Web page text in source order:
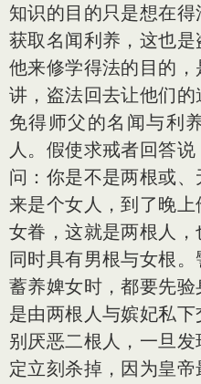
知识的目的只是想在
获取名闻利养，这也是
他来修学得法的目的
讲，盗法回去让他们的
免得师父的名闻与利
人。假使求戒者回答
问：你是不是两根或
来是个女人，到了晚
女眷，这就是两根人，
同时具有男根与女根
蓄养婢女时，都要先
是由两根人与嫔妃私
别厌恶二根人，一旦
定立刻杀掉，因为皇